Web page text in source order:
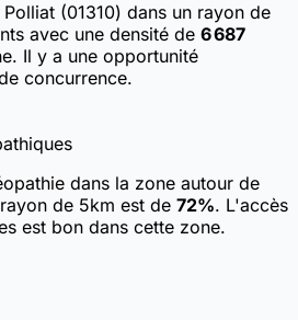
(01310) dans un rayon de
avec une densité de 6 687
Il y a une opportunité
concurrence.
dans la zone autour de
de 5km est de 72%. L'accès
est bon dans cette zone.